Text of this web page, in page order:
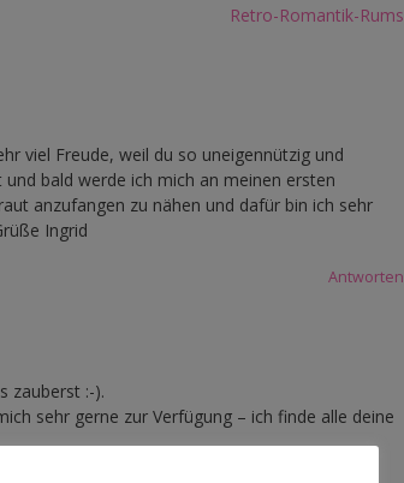
Retro-Romantik-Rums
viel Freude, weil du so uneigennützig und
bald werde ich mich an meinen ersten
anzufangen zu nähen und dafür bin ich sehr
Ingrid
Antworten
zauberst :-).
sehr gerne zur Verfügung – ich finde alle deine